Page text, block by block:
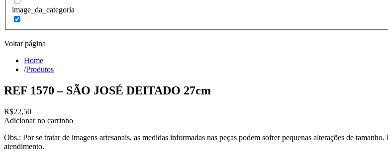
image_da_categoria
Voltar página
Home
/Produtos
REF 1570 – SÃO JOSÉ DEITADO 27cm
R$22,50
Adicionar no carrinho
Obs.: Por se tratar de imagens artesanais, as medidas informadas nas peças podem sofrer pequenas alterações de
atendimento.